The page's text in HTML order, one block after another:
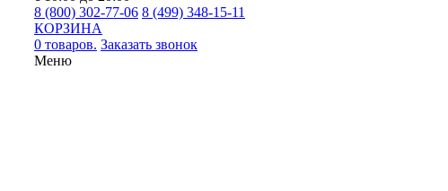
8 (800) 302-77-06 8 (499) 348-15-11
КОРЗИНА
0 товаров. Заказать звонок
Меню